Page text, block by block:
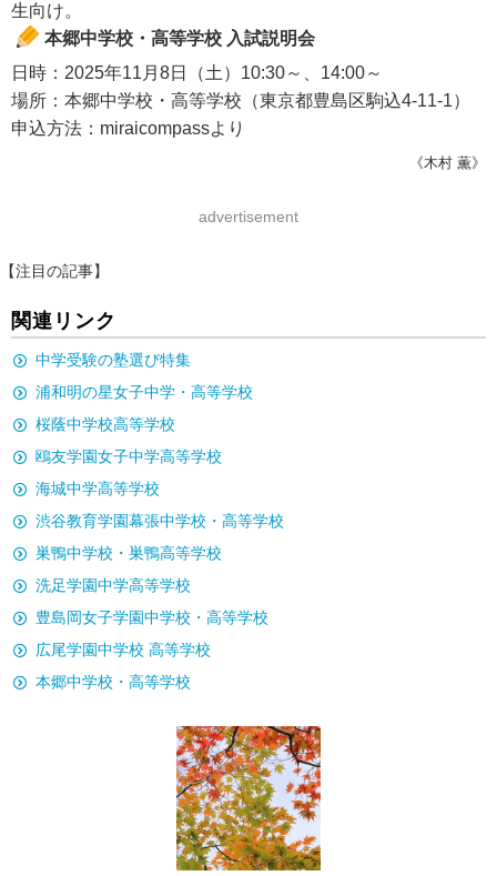
生向け。
本郷中学校・高等学校 入試説明会
日時：2025年11月8日（土）10:30～、14:00～
場所：本郷中学校・高等学校（東京都豊島区駒込4-11-1）
申込方法：miraicompassより
《木村 薫》
advertisement
【注目の記事】
関連リンク
中学受験の塾選び特集
浦和明の星女子中学・高等学校
桜蔭中学校高等学校
鴎友学園女子中学高等学校
海城中学高等学校
渋谷教育学園幕張中学校・高等学校
巣鴨中学校・巣鴨高等学校
洗足学園中学高等学校
豊島岡女子学園中学校・高等学校
広尾学園中学校 高等学校
本郷中学校・高等学校